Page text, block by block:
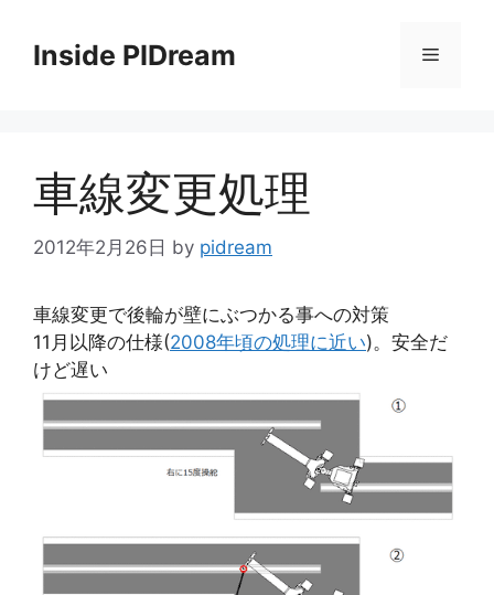
Inside PIDream メ
車線変更処理
2012年2月26日 by pidream
車線変更で後輪が壁にぶつかる事への対策
11月以降の仕様(2008年頃の処理に近い)。安全だ
けど遅い